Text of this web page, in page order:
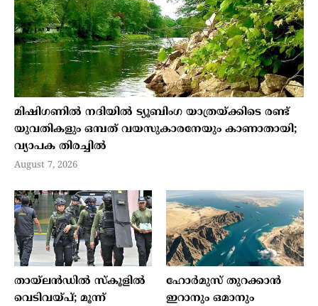
മിഷിഗണില്‍ നദിയില്‍ ട്യൂബിംഗ യാത്രയ്ക്കിടെ രണ്ട്
യുവതികളും ഒമ്പത് വയസുകാരനേയും കാണാതായി;
വ്യാപക തിരച്ചില്‍
August 7, 2026
തായ്ലന്‍ഡില്‍ സ്‌കൂളില്‍
വെടിവയ്പ്; മൂന്ന്
ഹോര്‍മുസ് തുറക്കാന്‍
ഇറാനും ഒമാനും